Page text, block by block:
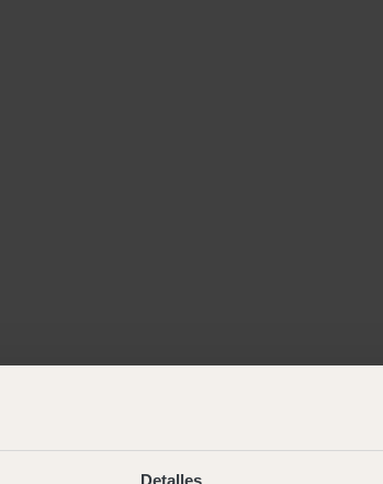
Detalles